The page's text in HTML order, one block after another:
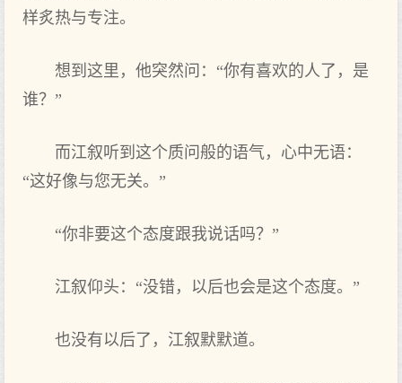
样炙热与专注。
想到这里，他突然问：“你有喜欢的人了，是
谁？”
而江叙听到这个质问般的语气，心中无语：
“这好像与您无关。”
“你非要这个态度跟我说话吗？”
江叙仰头：“没错，以后也会是这个态度。”
也没有以后了，江叙默默道。